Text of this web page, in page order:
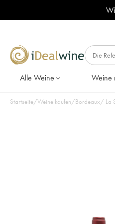
Alle Weine Weine
Startseite/Weine kaufen/Bordeaux/